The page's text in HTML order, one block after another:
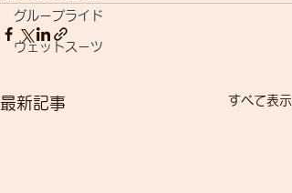
グループライド
ウェットスーツ
最新記事 すべて表示